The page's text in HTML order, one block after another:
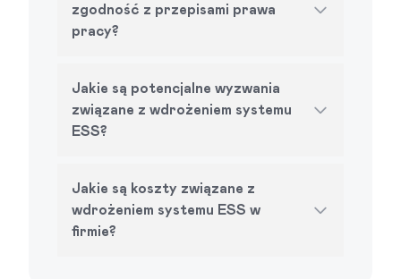
zgodność z przepisami prawa
pracy?
Jakie są potencjalne wyzwania
związane z wdrożeniem systemu
ESS?
Jakie są koszty związane z
wdrożeniem systemu ESS w
firmie?